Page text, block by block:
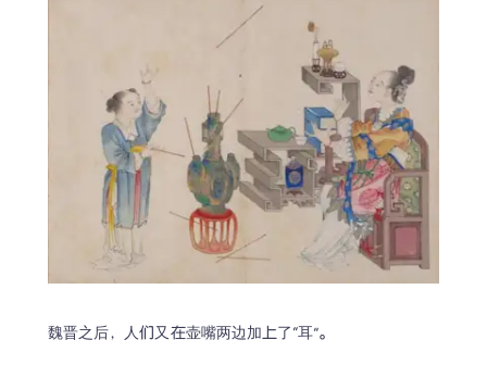
魏晋之后，人们又在壶嘴两边加上了“耳”。